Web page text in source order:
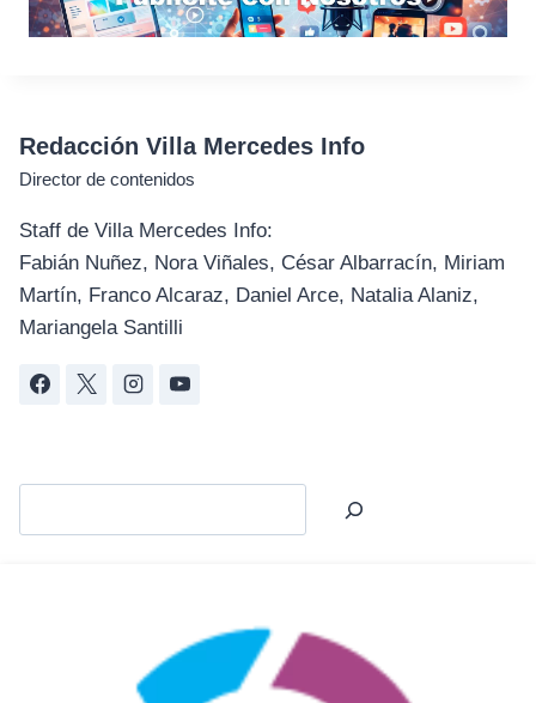
Redacción Villa Mercedes Info
Director de contenidos
Staff de Villa Mercedes Info:
Fabián Nuñez, Nora Viñales, César Albarracín, Miriam
Martín, Franco Alcaraz, Daniel Arce, Natalia Alaniz,
Mariangela Santilli